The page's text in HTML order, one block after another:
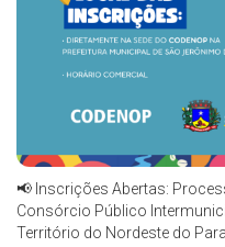
📢 Inscrições Abertas:
Consórcio Público
Território do Nordeste do